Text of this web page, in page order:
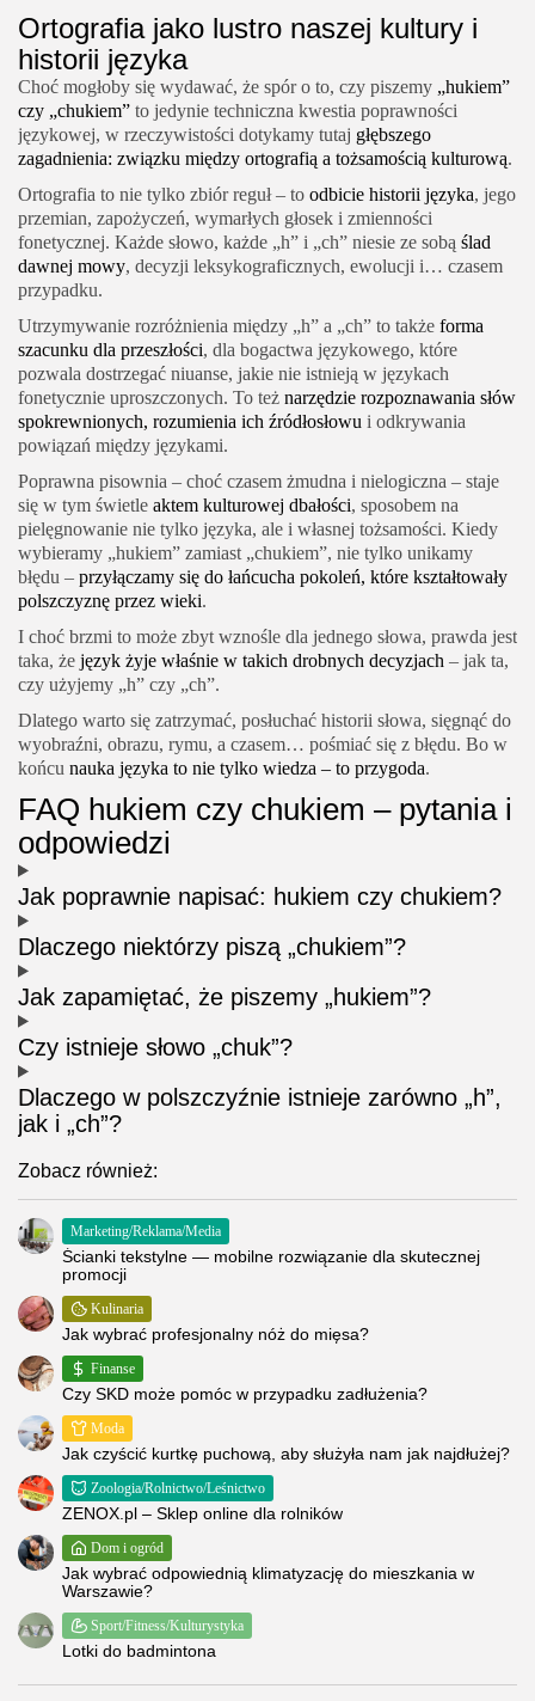
Ortografia jako lustro naszej kultury i
historii języka
Choć mogłoby się wydawać, że spór o to, czy piszemy „hukiem”
czy „chukiem” to jedynie techniczna kwestia poprawności
językowej, w rzeczywistości dotykamy tutaj głębszego
zagadnienia: związku między ortografią a tożsamością kulturową.
Ortografia to nie tylko zbiór reguł – to odbicie historii języka, jego
przemian, zapożyczeń, wymarłych głosek i zmienności
fonetycznej. Każde słowo, każde „h” i „ch” niesie ze sobą ślad
dawnej mowy, decyzji leksykograficznych, ewolucji i… czasem
przypadku.
Utrzymywanie rozróżnienia między „h” a „ch” to także forma
szacunku dla przeszłości, dla bogactwa językowego, które
pozwala dostrzegać niuanse, jakie nie istnieją w językach
fonetycznie uproszczonych. To też narzędzie rozpoznawania słów
spokrewnionych, rozumienia ich źródłosłowu i odkrywania
powiązań między językami.
Poprawna pisownia – choć czasem żmudna i nielogiczna – staje
się w tym świetle aktem kulturowej dbałości, sposobem na
pielęgnowanie nie tylko języka, ale i własnej tożsamości. Kiedy
wybieramy „hukiem” zamiast „chukiem”, nie tylko unikamy
błędu – przyłączamy się do łańcucha pokoleń, które kształtowały
polszczyznę przez wieki.
I choć brzmi to może zbyt wznośle dla jednego słowa, prawda jest
taka, że język żyje właśnie w takich drobnych decyzjach – jak ta,
czy użyjemy „h” czy „ch”.
Dlatego warto się zatrzymać, posłuchać historii słowa, sięgnąć do
wyobraźni, obrazu, rymu, a czasem… pośmiać się z błędu. Bo w
końcu nauka języka to nie tylko wiedza – to przygoda.
FAQ hukiem czy chukiem – pytania i
odpowiedzi
Jak poprawnie napisać: hukiem czy chukiem?
Dlaczego niektórzy piszą „chukiem”?
Jak zapamiętać, że piszemy „hukiem”?
Czy istnieje słowo „chuk”?
Dlaczego w polszczyźnie istnieje zarówno „h”,
jak i „ch”?
Zobacz również:
Marketing/Reklama/Media
Ścianki tekstylne — mobilne rozwiązanie dla skutecznej
promocji
Kulinaria
Jak wybrać profesjonalny nóż do mięsa?
Finanse
Czy SKD może pomóc w przypadku zadłużenia?
Moda
Jak czyścić kurtkę puchową, aby służyła nam jak najdłużej?
Zoologia/Rolnictwo/Leśnictwo
ZENOX.pl – Sklep online dla rolników
Dom i ogród
Jak wybrać odpowiednią klimatyzację do mieszkania w
Warszawie?
Sport/Fitness/Kulturystyka
Lotki do badmintona